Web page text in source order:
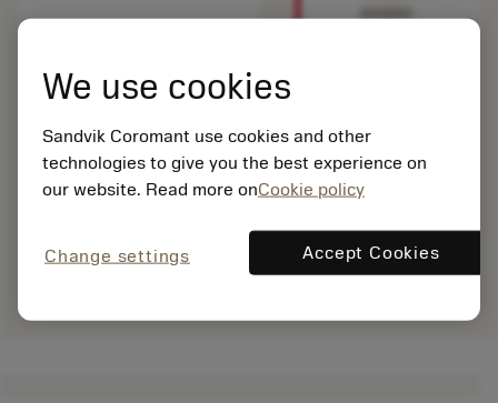
sisään
We use cookies
Sandvik Coromant use cookies and other
technologies to give you the best experience on
our website. Read more onCookie policy
Change settings Accept Cookies